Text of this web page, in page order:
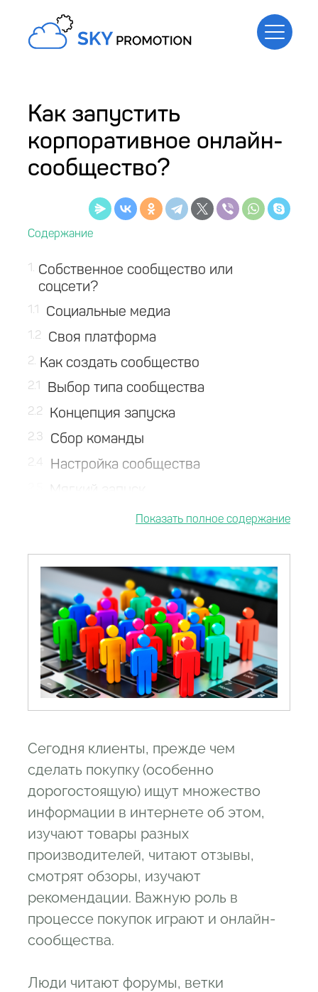
Как запустить
корпоративное онлайн-
сообщество?
1
Собственное сообщество или
соцсети?
1.1 Социальные медиа
1.2 Своя платформа
2 Как создать сообщество
2.1 Выбор типа сообщества
2.2 Концепция запуска
2.3 Сбор команды
Настройка сообщества
Продвижение
Сегодня клиенты, прежде чем
сделать покупку (особенно
дорогостоящую) ищут множество
информации в интернете об этом,
изучают товары разных
производителей, читают отзывы,
смотрят обзоры, изучают
рекомендации. Важную роль в
процессе покупок играют и онлайн-
сообщества.
Люди читают форумы, ветки